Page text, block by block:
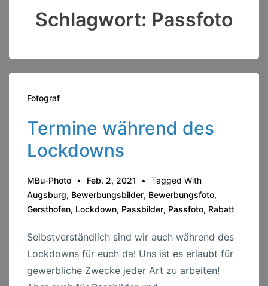
Schlagwort: Passfoto
Fotograf
Termine während des
Lockdowns
MBu-Photo Feb. 2, 2021
Tagged With
Augsburg, Bewerbungsbilder, Bewerbungsfoto,
Gersthofen, Lockdown, Passbilder, Passfoto, Rabatt
Selbstverständlich sind wir auch während des
Lockdowns für euch da! Uns ist es erlaubt für
gewerbliche Zwecke jeder Art zu arbeiten!